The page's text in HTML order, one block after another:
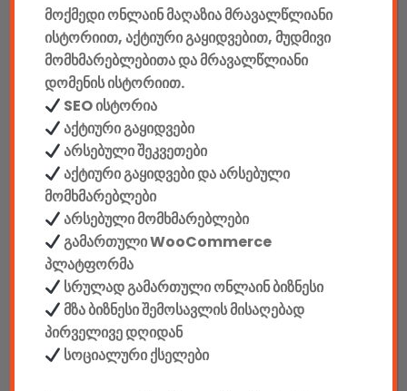
აღწერა დამატებითი ინფორმაცია
ᲐᲦᲬᲔᲠᲐ
მწარმოებელი: Defender
კლავიატურის ტიპი: მემბრანული
ინტერფეისი: USB
ენა: ინგლისური/რუსული
ღილაკების რაოდენობა: 104 + 12 დამატებითი ფუნქცია (FN)
კაბელის სიგრძე: 1,8 მ +/-5%
მოქმედი ონლაინ მაღაზია მრავალწლიანი
ისტორიით, აქტიური გაყიდვებით, მუდმივი
მომხმარებლებითა და მრავალწლიანი
დომენის ისტორიით.
SEO ისტორია
აქტიური გაყიდვები
არსებული შეკვეთები
აქტიური გაყიდვები და არსებული
მომხმარებლები
არსებული მომხმარებლები
გამართული WooCommerce
პლატფორმა
სრულად გამართული ონლაინ ბიზნესი
მზა ბიზნესი შემოსავლის მისაღებად
პირველივე დღიდან
სოციალური ქსელები